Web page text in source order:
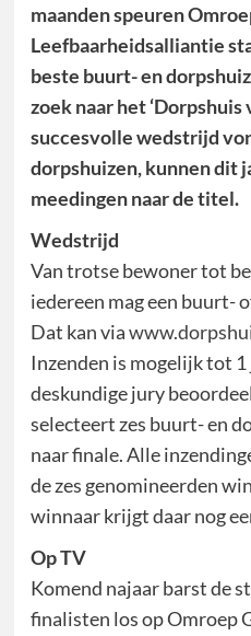
maanden speuren
Leefbaarheidsalliantie
beste buurt- en
zoek naar het ‘Dorpshuis
succesvolle wedstrijd
dorpshuizen, kunnen dit
meedingen naar de titel.
Wedstrijd
Van trotse bewoner tot
iedereen mag een buurt-
Dat kan via
Inzenden is mogelijk tot 1
deskundige jury
selecteert zes buurt- en
naar finale. Alle
de zes genomineerden
winnaar krijgt daar nog
Op TV
Komend najaar barst de
finalisten los op Omroep